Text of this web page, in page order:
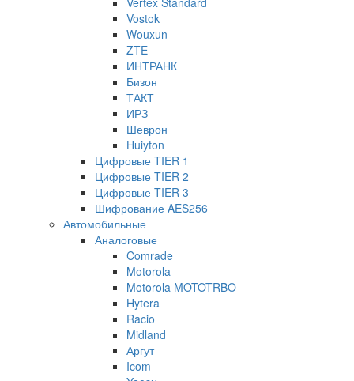
Vostok
Wouxun
ZTE
ИНТРАНК
Бизон
ТАКТ
ИРЗ
Шеврон
Huiyton
Цифровые TIER 1
Цифровые TIER 2
Цифровые TIER 3
Шифрование AES256
Автомобильные
Аналоговые
Comrade
Motorola
Motorola MOTOTRBO
Hytera
Racio
Midland
Аргут
Icom